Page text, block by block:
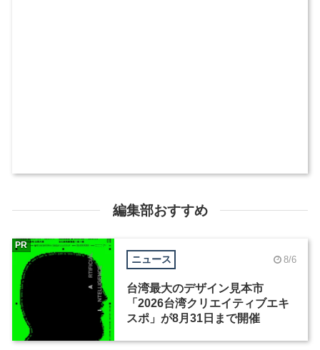
編集部おすすめ
ニュース 8/6
台湾最大のデザイン見本市
「2026台湾クリエイティブエキ
スポ」が8月31日まで開催
PR